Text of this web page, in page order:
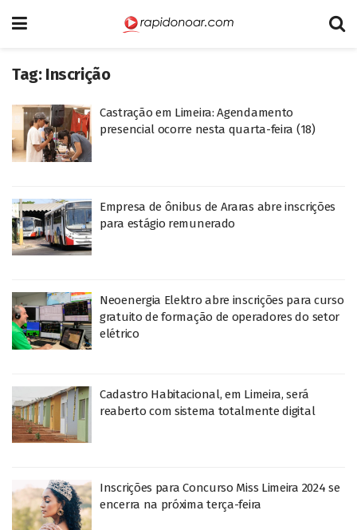
Tag: Inscrição
Castração em Limeira: Agendamento
presencial ocorre nesta quarta-feira (18)
Empresa de ônibus de Araras abre inscrições
para estágio remunerado
Neoenergia Elektro abre inscrições para curso
gratuito de formação de operadores do setor
elétrico
Cadastro Habitacional, em Limeira, será
reaberto com sistema totalmente digital
Inscrições para Concurso Miss Limeira 2024 se
encerra na próxima terça-feira